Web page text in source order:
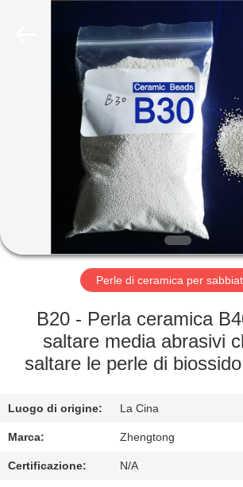
PRODOTTI
CIRCA
NOI
GIRO
DELLA
FABBRICA
CONTROLLO
DI
QUALITÀ
Perle di ceramica per
B20 - Perla ceramica
saltare media abrasivi
saltare le perle di
Luogo di origine: La Cina
Marca: Zhengtong
Certificazione: N/A